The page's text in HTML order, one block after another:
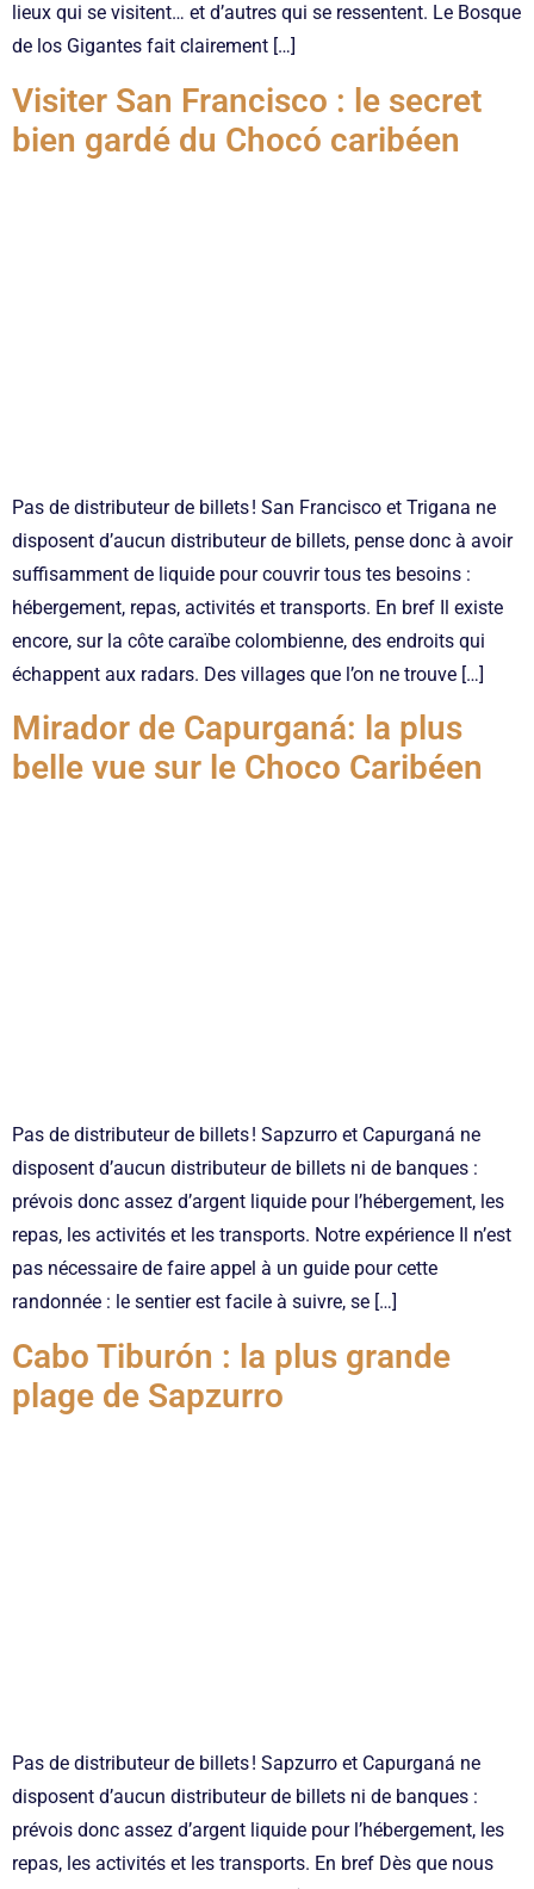
lieux qui se visitent… et d’autres qui se ressentent. Le Bosque
de los Gigantes fait clairement […]
Visiter San Francisco : le secret
bien gardé du Chocó caribéen
Pas de distributeur de billets ! San Francisco et Trigana ne
disposent d’aucun distributeur de billets, pense donc à avoir
suffisamment de liquide pour couvrir tous tes besoins :
hébergement, repas, activités et transports. En bref Il existe
encore, sur la côte caraïbe colombienne, des endroits qui
échappent aux radars. Des villages que l’on ne trouve […]
Mirador de Capurganá: la plus
belle vue sur le Choco Caribéen
Pas de distributeur de billets ! Sapzurro et Capurganá ne
disposent d’aucun distributeur de billets ni de banques :
prévois donc assez d’argent liquide pour l’hébergement, les
repas, les activités et les transports. Notre expérience Il n’est
pas nécessaire de faire appel à un guide pour cette
randonnée : le sentier est facile à suivre, se […]
Cabo Tiburón : la plus grande
plage de Sapzurro
Pas de distributeur de billets ! Sapzurro et Capurganá ne
disposent d’aucun distributeur de billets ni de banques :
prévois donc assez d’argent liquide pour l’hébergement, les
repas, les activités et les transports. En bref Dès que nous